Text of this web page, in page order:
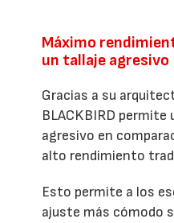
Máximo
un tallaje agresivo
Gracias a su
BLACKBIRD permite
agresivo en
alto rendimiento
Esto permite a los
ajuste más cómodo